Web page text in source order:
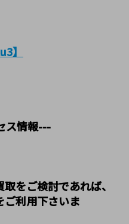
】
ス情報---
をご検討であれば、
ご利用下さいま